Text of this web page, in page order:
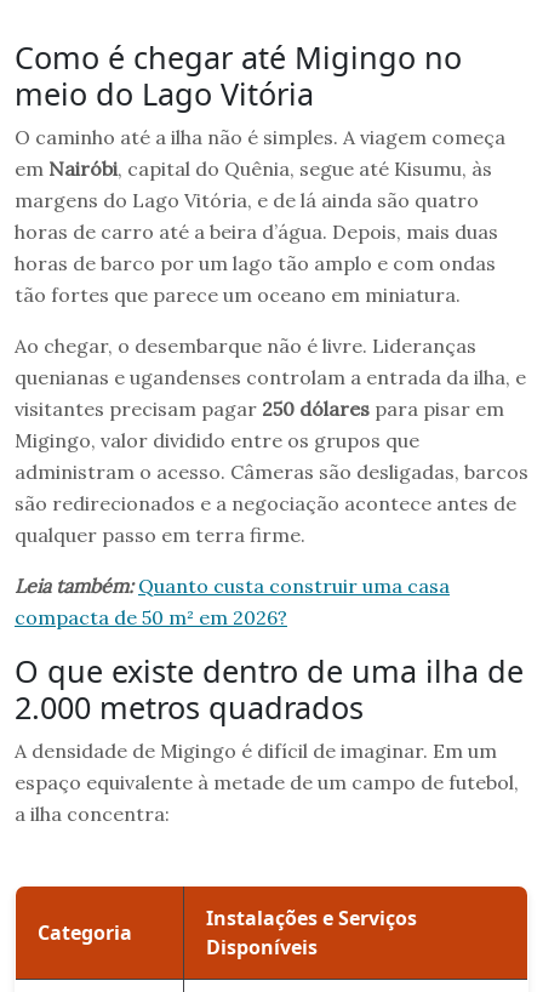
Como é chegar até Migingo no
meio do Lago Vitória
O caminho até a ilha não é simples. A viagem começa
em Nairóbi, capital do Quênia, segue até Kisumu, às
margens do Lago Vitória, e de lá ainda são quatro
horas de carro até a beira d’água. Depois, mais duas
horas de barco por um lago tão amplo e com ondas
tão fortes que parece um oceano em miniatura.
Ao chegar, o desembarque não é livre. Lideranças
quenianas e ugandenses controlam a entrada da ilha, e
visitantes precisam pagar 250 dólares para pisar em
Migingo, valor dividido entre os grupos que
administram o acesso. Câmeras são desligadas, barcos
são redirecionados e a negociação acontece antes de
qualquer passo em terra firme.
Leia também:Quanto custa construir uma casa
compacta de 50 m² em 2026?
O que existe dentro de uma ilha de
2.000 metros quadrados
A densidade de Migingo é difícil de imaginar. Em um
espaço equivalente à metade de um campo de futebol,
a ilha concentra:
Categoria
Instalações e Serviços
Disponíveis